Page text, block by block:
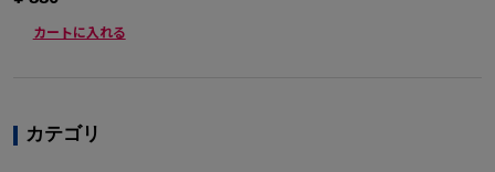
カートに入れる
カテゴリ